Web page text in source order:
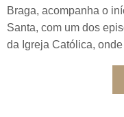
Braga, acompanha o
Santa, com um dos
da Igreja Católica,